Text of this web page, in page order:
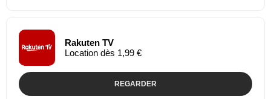
Rakuten TV
Location dès 1,99 €
REGARDER